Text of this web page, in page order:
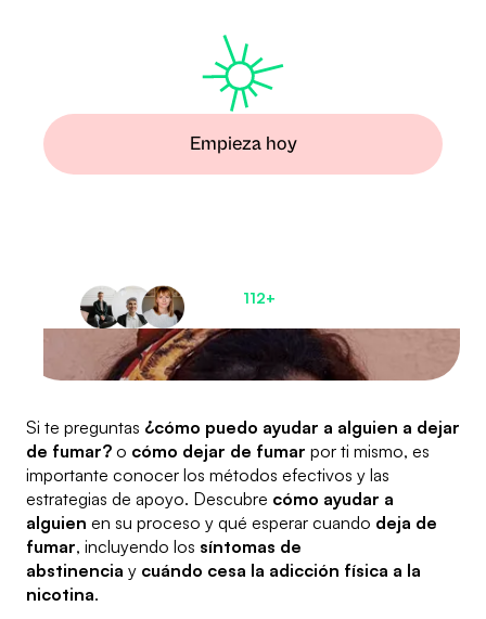
Empieza hoy
112+
Si te preguntas ¿cómo puedo ayudar a alguien a dejar
de fumar? o cómo dejar de fumar por ti mismo, es
importante conocer los métodos efectivos y las
estrategias de apoyo. Descubre cómo ayudar a
alguien en su proceso y qué esperar cuando deja de
fumar, incluyendo los síntomas de
abstinencia y cuándo cesa la adicción física a la
nicotina.